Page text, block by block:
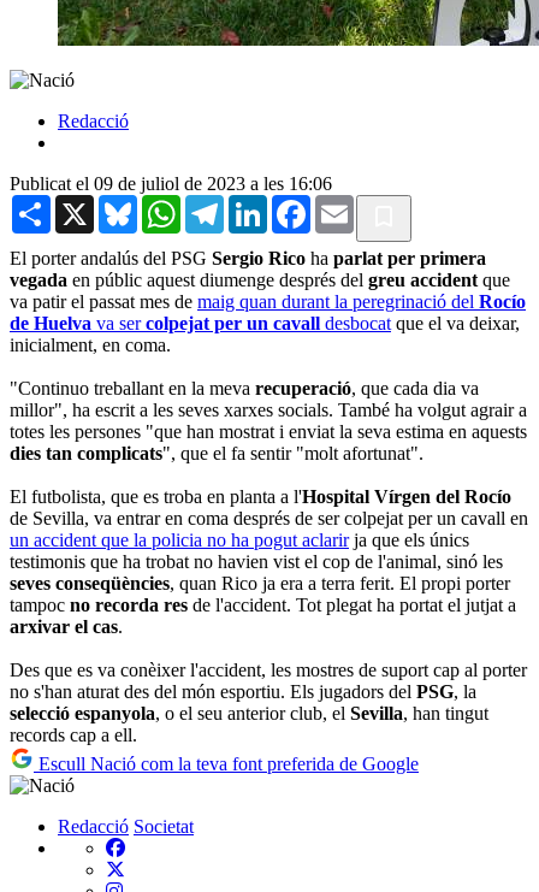
Redacció
Publicat el 09 de juliol de 2023 a les 16:06
Share X BlueskyWhatsAppTelegramLinkedInFacebook
Email
El porter andalús del PSG Sergio Rico ha parlat per primera
vegada en públic aquest diumenge després del greu accident que
va patir el passat mes de maig quan durant la peregrinació del Rocío
de Huelva va sercolpejat per un cavall desbocat que el va deixar,
inicialment, en coma.
"Continuo treballant en la meva recuperació, que cada dia va
millor", ha escrit a les seves xarxes socials. També ha volgut agrair a
totes les persones "que han mostrat i enviat la seva estima en aquests
dies tan complicats", que el fa sentir "molt afortunat".
El futbolista, que es troba en planta a l'Hospital Vírgen del Rocío
de Sevilla, va entrar en coma després de ser colpejat per un cavall en
un accident que la policia no ha pogut aclarirja que els únics
testimonis que ha trobat no havien vist el cop de l'animal, sinó les
seves conseqüències, quan Rico ja era a terra ferit. El propi porter
tampoc no recorda res de l'accident. Tot plegat ha portat el jutjat a
arxivar el cas.
Des que es va conèixer l'accident, les mostres de suport cap al porter
no s'han aturat des del món esportiu. Els jugadors del PSG, la
selecció espanyola, o el seu anterior club, el Sevilla, han tingut
records cap a ell.
Escull Nació com la teva font preferida de Google
Redacció Societat